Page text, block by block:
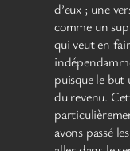
d’eux ; une
comme un
qui veut en
puisque le
du revenu.
avons passé